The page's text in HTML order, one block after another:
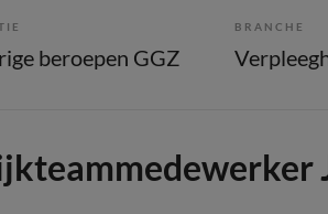
beroepen GGZ
BRANCHE